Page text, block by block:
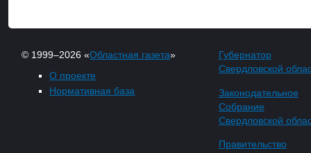
© 1999–2026 «Областная газета»
О проекте
Нормативная база
Губернатор
Свердловской
Законодательное
Собрание
Свердловской
Правительство